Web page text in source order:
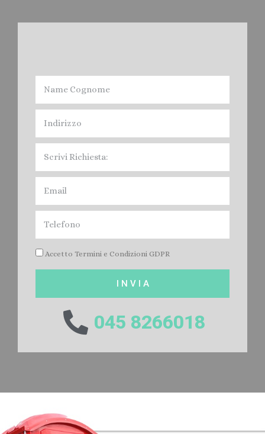
e Cantieri Edili, nel Veronese. Contratti e servizi Giornalieri. Mensili, Annuali,
quindi Noleggio a Breve, Medio e Lungo Termine. I Bagni Mobili di
Cacciatori Spurghi, sono conformi alle Normative legislative, e cioè:
Prezzi:Noleggio Bagni Chimici
Accetto Termini e Condizioni GDPR
I N V I A
045 8266018